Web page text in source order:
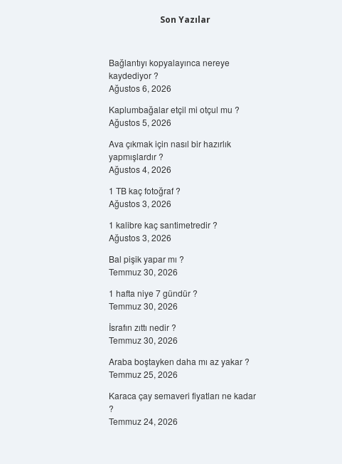
Son Yazılar
Bağlantıyı kopyalayınca nereye
kaydediyor ?
Ağustos 6, 2026
Kaplumbağalar etçil mi otçul mu ?
Ağustos 5, 2026
Ava çıkmak için nasıl bir hazırlık
yapmışlardır ?
Ağustos 4, 2026
1 TB kaç fotoğraf ?
Ağustos 3, 2026
1 kalibre kaç santimetredir ?
Ağustos 3, 2026
Bal pişik yapar mı ?
Temmuz 30, 2026
1 hafta niye 7 gündür ?
Temmuz 30, 2026
İsrafın zıttı nedir ?
Temmuz 30, 2026
Araba boştayken daha mı az yakar ?
Temmuz 25, 2026
Karaca çay semaveri fiyatları ne kadar
?
Temmuz 24, 2026